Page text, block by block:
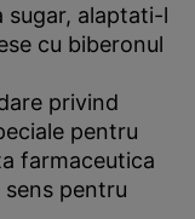
sugar, alaptati-l
cu biberonul
privind
pentru
farmaceutica
pentru